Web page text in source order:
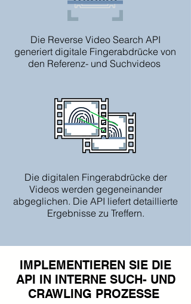
Die Reverse Video Search API
generiert digitale Fingerabdrücke von
den Referenz- und Suchvideos
Die digitalen Fingerabdrücke der
Videos werden gegeneinander
abgeglichen. Die API liefert detaillierte
Ergebnisse zu Treffern.
IMPLEMENTIEREN SIE DIE
API IN INTERNE SUCH- UND
CRAWLING PROZESSE